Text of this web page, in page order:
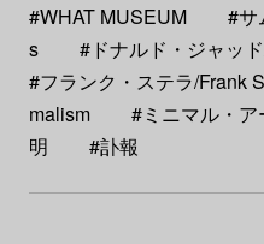
#WHAT MUSEUM
#サ
s
#ドナルド・ジャッ
#フランク・ステラ/Frank
malism
#ミニマル・
明
#訃報